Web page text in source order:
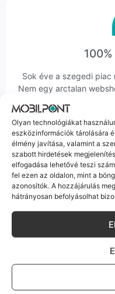
Olyan technológiákat
eszközinformációk tárolására
élmény javítása, valamint a
szabott hirdetések
elfogadása lehetővé teszi
fel ezen az oldalon, mint a
azonosítók. A hozzájárulás
hátrányosan befolyásolhat
Sok éve a szegedi
Nem egy arctalan
Hibázni emberi dolog,
Ha ritkán előfordul
hanem megoldást.